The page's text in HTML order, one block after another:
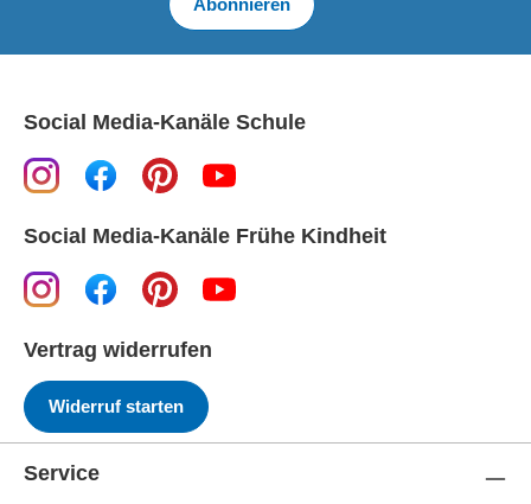
Abonnieren
Social Media-Kanäle Schule
Social Media-Kanäle Frühe Kindheit
Vertrag widerrufen
Widerruf starten
Service